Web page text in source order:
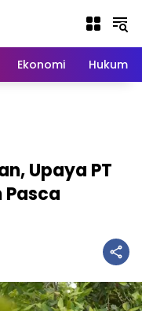
Ekonomi Hukum
Upaya PT
Pasca